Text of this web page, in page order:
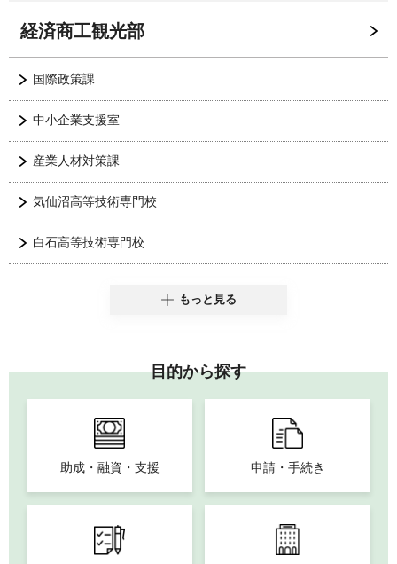
経済商工観光部
国際政策課
中小企業支援室
産業人材対策課
気仙沼高等技術専門校
白石高等技術専門校
もっと見る
目的から探す
助成・融資・支援 申請・手続き